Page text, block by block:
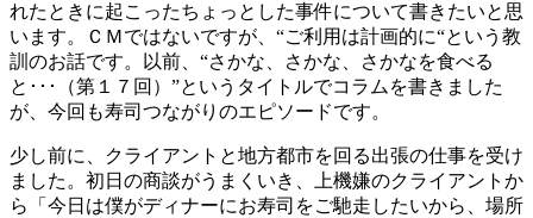
れたときに起こったちょっとした事件について書きたいと思
います。ＣＭではないですが、“ご利用は計画的に“という教
訓のお話です。以前、“さかな、さかな、さかなを食べる
と･･･（第１７回）”というタイトルでコラムを書きました
が、今回も寿司つながりのエピソードです。
少し前に、クライアントと地方都市を回る出張の仕事を受け
ました。初日の商談がうまくいき、上機嫌のクライアントか
ら「今日は僕がディナーにお寿司をご馳走したいから、場所